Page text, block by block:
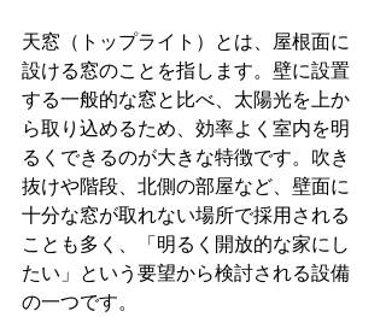
天窓（トップライト）とは、屋根面に
設ける窓のことを指します。壁に設置
する一般的な窓と比べ、太陽光を上か
ら取り込めるため、効率よく室内を明
るくできるのが大きな特徴です。吹き
抜けや階段、北側の部屋など、壁面に
十分な窓が取れない場所で採用される
ことも多く、「明るく開放的な家にし
たい」という要望から検討される設備
の一つです。